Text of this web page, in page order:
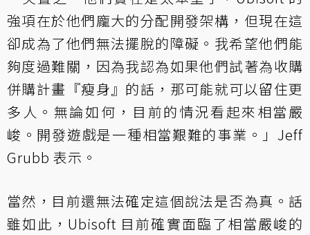
強項在於他們龐大的分配開發架構，但現在這
卻成為了他們無法擺脫的障礙。我希望他們能
夠度過難關，因為我認為如果他們試著為收購
併購計畫『瘦身』的話，那可能就可以留住更
多人。無論如何，目前的情況看起來相當嚴
峻。開發遊戲是一種相當艱難的事業。」Jeff
Grubb 表示。
當然，目前還無法確定這個說法是否為真。話
雖如此，Ubisoft 目前確實面臨了相當嚴峻的